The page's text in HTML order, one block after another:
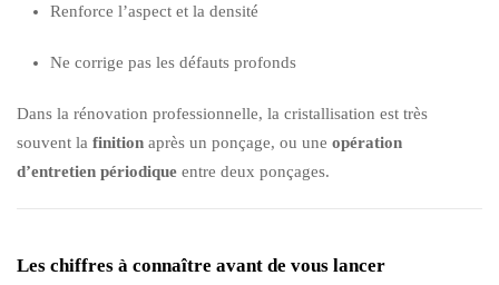
Renforce l’aspect et la densité
Ne corrige pas les défauts profonds
Dans la rénovation professionnelle, la cristallisation est très
souvent la finition après un ponçage, ou une opération
d’entretien périodique entre deux ponçages.
Les chiffres à connaître avant de vous lancer